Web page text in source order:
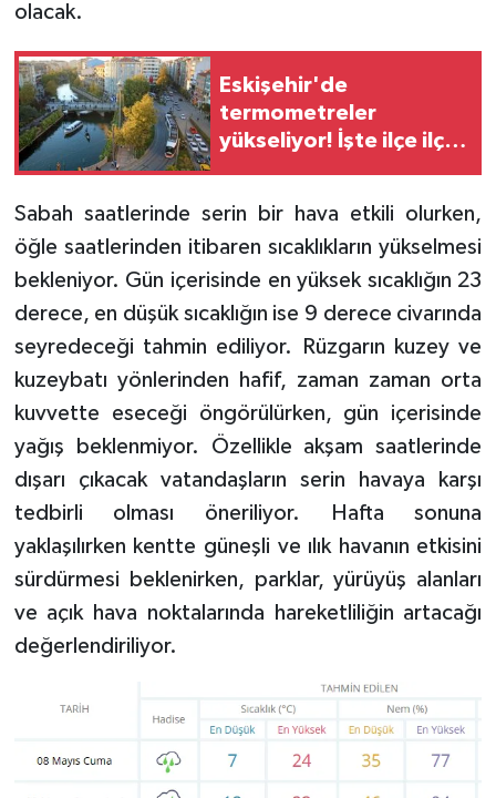
olacak.
Eskişehir'de
termometreler
yükseliyor! İşte ilçe ilçe
Sabah saatlerinde serin bir hava etkili olurken,
öğle saatlerinden itibaren sıcaklıkların yükselmesi
bekleniyor. Gün içerisinde en yüksek sıcaklığın 23
derece, en düşük sıcaklığın ise 9 derece civarında
seyredeceği tahmin ediliyor. Rüzgarın kuzey ve
kuzeybatı yönlerinden hafif, zaman zaman orta
kuvvette eseceği öngörülürken, gün içerisinde
yağış beklenmiyor. Özellikle akşam saatlerinde
dışarı çıkacak vatandaşların serin havaya karşı
tedbirli olması öneriliyor. Hafta sonuna
yaklaşılırken kentte güneşli ve ılık havanın etkisini
sürdürmesi beklenirken, parklar, yürüyüş alanları
ve açık hava noktalarında hareketliliğin artacağı
değerlendiriliyor.